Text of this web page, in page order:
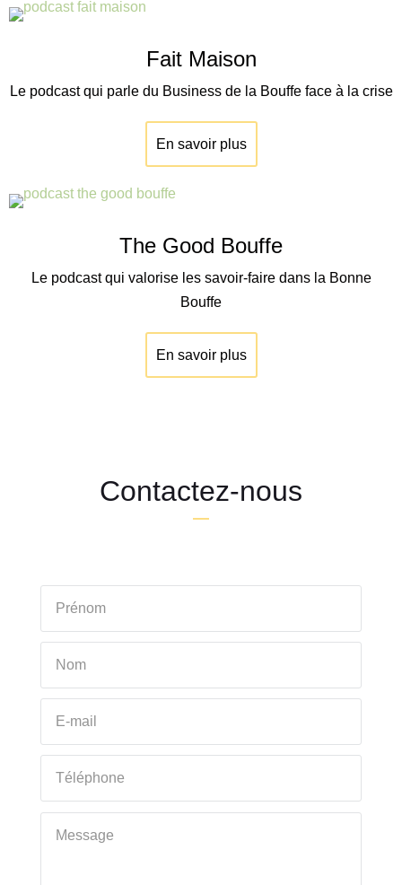
Fait Maison
Le podcast qui parle du Business de la Bouffe face à la crise
En savoir plus
The Good Bouffe
Le podcast qui valorise les savoir-faire dans la Bonne
Bouffe
En savoir plus
Contactez-nous